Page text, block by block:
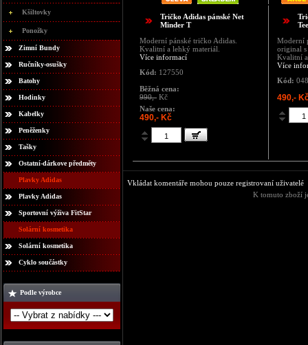
Kšiltovky
Ponožky
Zimní Bundy
Ručníky-osušky
Batohy
Hodinky
Kabelky
Peněženky
Tašky
Ostatní-dárkove předměty
Plavky Adidas
Plavky Adidas
Sportovní výživa FitStar
Solární kosmetika
Solární kosmetika
Cyklo součástky
Podle výrobce
Tričko Adidas pánské Net
Minder T
Moderní pánské tričko Adidas.
Kvalitní a lehký materiál.
Více informací
Kód: 127550
Běžná cena:
990,- Kč
Naše cena:
490,- Kč
Moderní
original s
Kvalitní
Více
Kód:
490,-
Vkládat komentáře mohou pouze registrovaní uživatelé
K tomuto zboží